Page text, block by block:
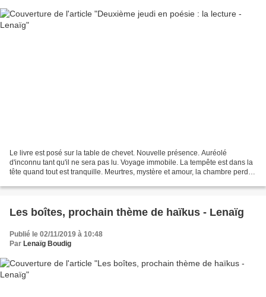
Le livre est posé sur la table de chevet. Nouvelle présence. Auréolé
d'inconnu tant qu'il ne sera pas lu. Voyage immobile. La tempête est dans la
tête quand tout est tranquille. Meurtres, mystère et amour, la chambre perd
Les boîtes, prochain thème de haïkus - Lenaïg
Publié le 02/11/2019 à 10:48
Par Lenaïg Boudig